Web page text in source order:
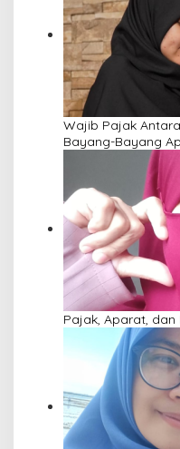
Wajib Pajak
Bayang-Bayang
Pajak, Aparat, dan